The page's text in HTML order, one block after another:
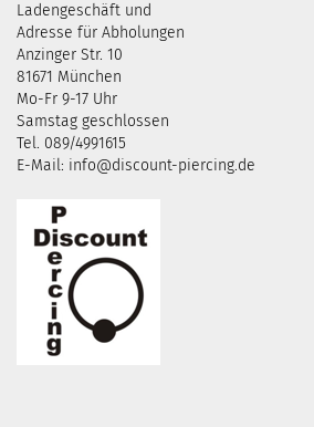
Ladengeschäft und
Adresse für Abholungen
Anzinger Str. 10
81671 München
Mo-Fr 9-17 Uhr
Samstag geschlossen
Tel. 089/4991615
E-Mail: info@discount-piercing.de